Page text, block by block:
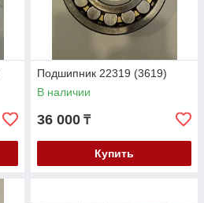
Подшипник 22319 (3619)
В наличии
36 000 ₸
Купить